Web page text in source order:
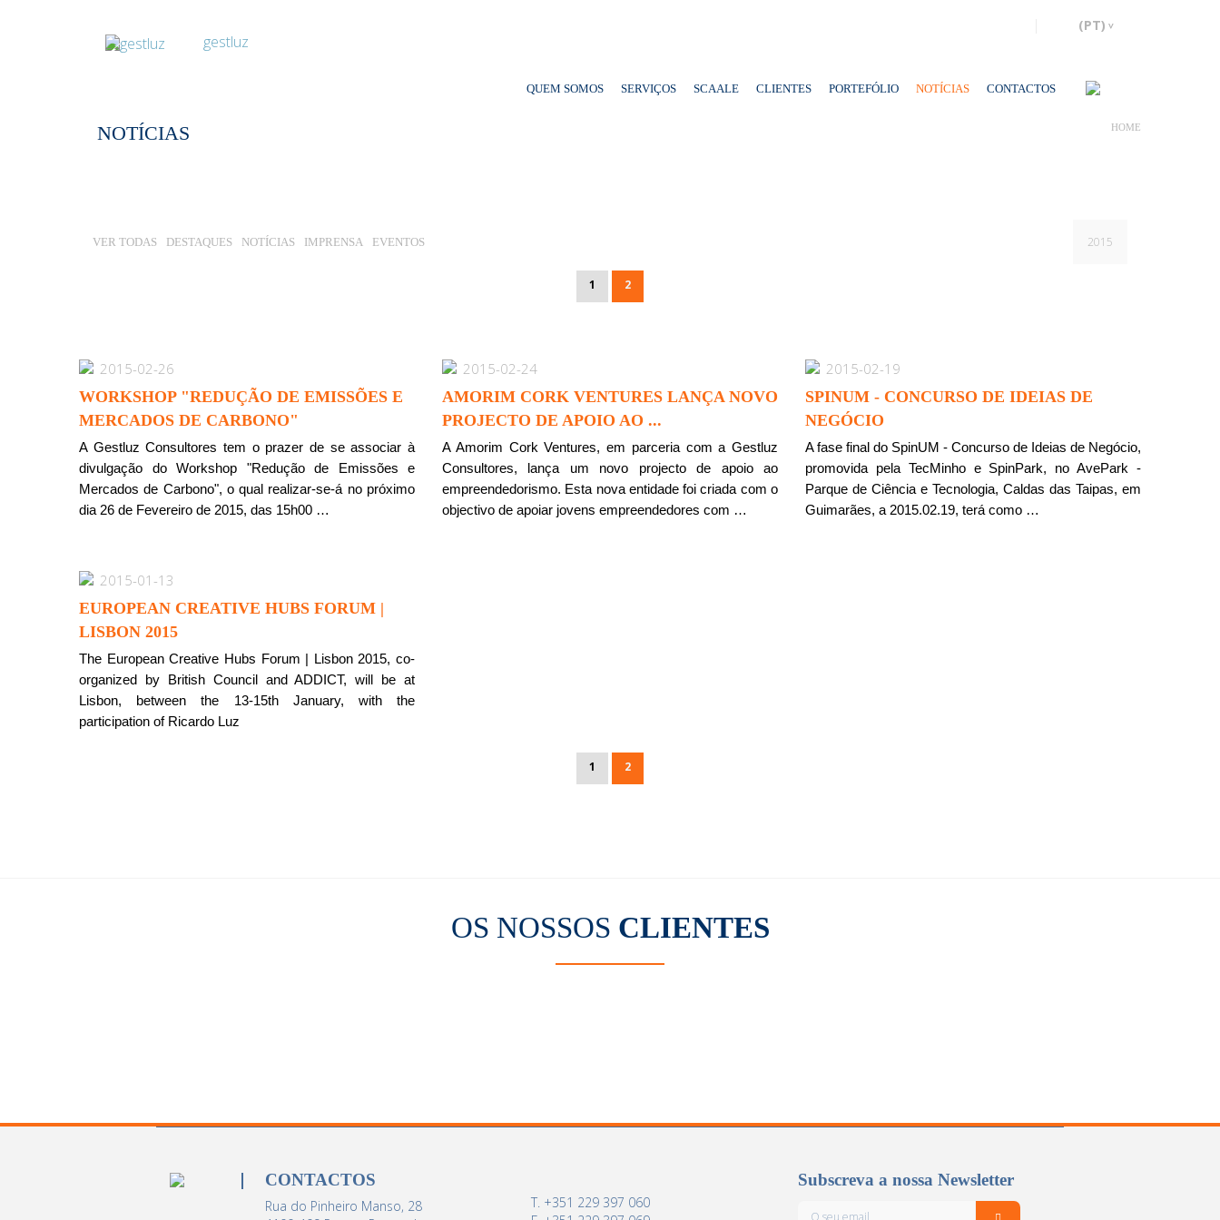
QUEM SOMOS SERVIÇOS SCAALE CLIENTES PORTEFÓLIO NOTÍCIAS CONTACTOS
NOTÍCIAS HOME
VER TODAS DESTAQUES NOTÍCIAS IMPRENSA EVENTOS 2015
1 2
2015-02-26
WORKSHOP "REDUÇÃO DE EMISSÕES E
MERCADOS DE CARBONO"
A Gestluz Consultores tem o prazer de se associar à
divulgação do Workshop "Redução de Emissões e
Mercados de Carbono", o qual realizar-se-á no próximo
dia 26 de Fevereiro de 2015, das 15h00 …
2015-02-24
AMORIM CORK VENTURES LANÇA NOVO
PROJECTO DE APOIO AO ...
A Amorim Cork Ventures, em parceria com a Gestluz
Consultores, lança um novo projecto de apoio ao
empreendedorismo. Esta nova entidade foi criada com o
objectivo de apoiar jovens empreendedores com …
2015-02-19
SPINUM - CONCURSO DE IDEIAS DE
NEGÓCIO
A fase final do SpinUM - Concurso de Ideias de Negócio,
promovida pela TecMinho e SpinPark, no AvePark -
Parque de Ciência e Tecnologia, Caldas das Taipas, em
Guimarães, a 2015.02.19, terá como …
2015-01-13
EUROPEAN CREATIVE HUBS FORUM |
LISBON 2015
The European Creative Hubs Forum | Lisbon 2015, co-
organized by British Council and ADDICT, will be at
Lisbon, between the 13-15th January, with the
participation of Ricardo Luz
1 2
OS NOSSOS CLIENTES
CONTACTOS
Rua do Pinheiro Manso, 28
T. +351 229 397 060
Subscreva a nossa Newsletter